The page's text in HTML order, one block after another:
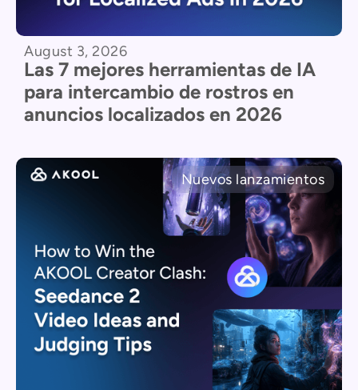
August 3, 2026
Las 7 mejores herramientas de IA
para intercambio de rostros en
anuncios localizados en 2026
Nuevos lanzamientos